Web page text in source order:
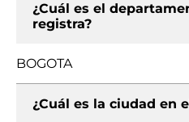
¿Cuál es el
registra?
BOGOTA
¿Cuál es la ciudad en